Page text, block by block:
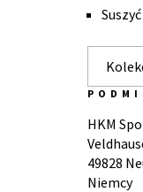
HKM
49828
Niemcy